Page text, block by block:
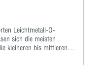
Leichtmetall-O-
sich die meisten
kleineren bis mittleren